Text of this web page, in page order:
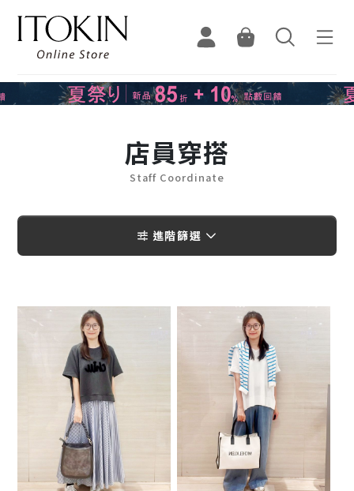
店員穿搭
Staff Coordinate
進階篩選